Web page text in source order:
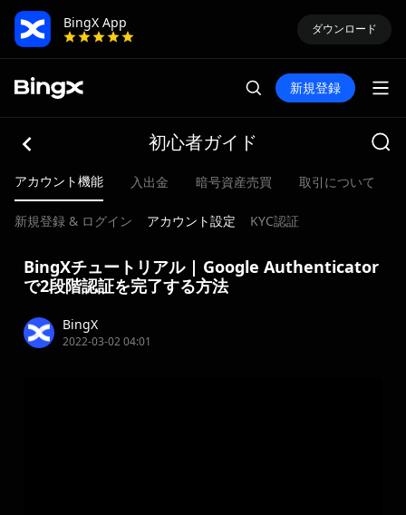
BingX App
ダウンロード
新規登録
初心者ガイド
アカウント機能 入出金 暗号資産売買 取引について
新規登録 & ログイン アカウント設定 KYC認証
BingXチュートリアル | Google Authenticator
で2段階認証を完了する方法
BingX
2022-03-02 04:01